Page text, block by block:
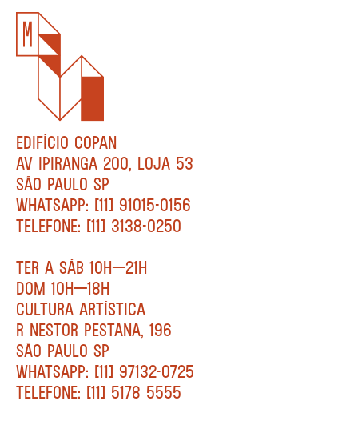
EDIFÍCIO COPAN
AV IPIRANGA 200, LOJA 53
SÃO PAULO SP
WHATSAPP: [11] 91015-0156
TELEFONE: [11] 3138-0250
TER A SÁB 10H—21H
DOM 10H—18H
CULTURA ARTÍSTICA
R NESTOR PESTANA, 196
SÃO PAULO SP
WHATSAPP: [11] 97132-0725
TELEFONE: [11] 5178 5555